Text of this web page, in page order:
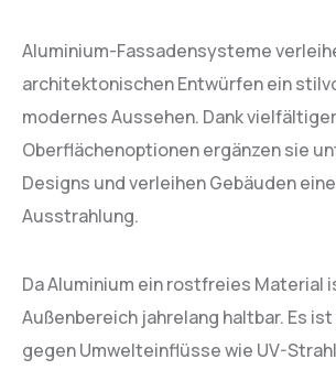
Aluminium-Fassadensysteme
architektonischen Entwürfen ein
modernes Aussehen. Dank
Oberflächenoptionen ergänzen sie
Designs und verleihen Gebäuden
Ausstrahlung.
Da Aluminium ein rostfreies Material
Außenbereich jahrelang haltbar. Es
gegen Umwelteinflüsse wie UV-